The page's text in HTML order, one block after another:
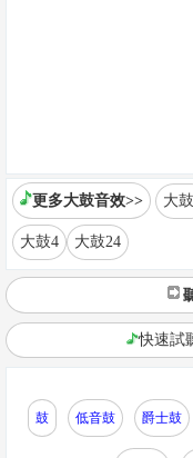
更多大鼓音效>> 大
大鼓4 大鼓24
快速試
鼓 低音鼓 爵士鼓